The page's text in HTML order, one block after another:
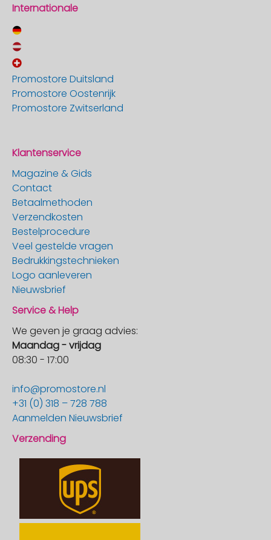
Internationale
Promostore Duitsland
Promostore Oostenrijk
Promostore Zwitserland
Klantenservice
Magazine & Gids
Contact
Betaalmethoden
Verzendkosten
Bestelprocedure
Veel gestelde vragen
Bedrukkingstechnieken
Logo aanleveren
Nieuwsbrief
Service & Help
We geven je graag advies:
Maandag - vrijdag
08:30 - 17:00
info@promostore.nl
+31 (0) 318 – 728 788
Aanmelden Nieuwsbrief
Verzending